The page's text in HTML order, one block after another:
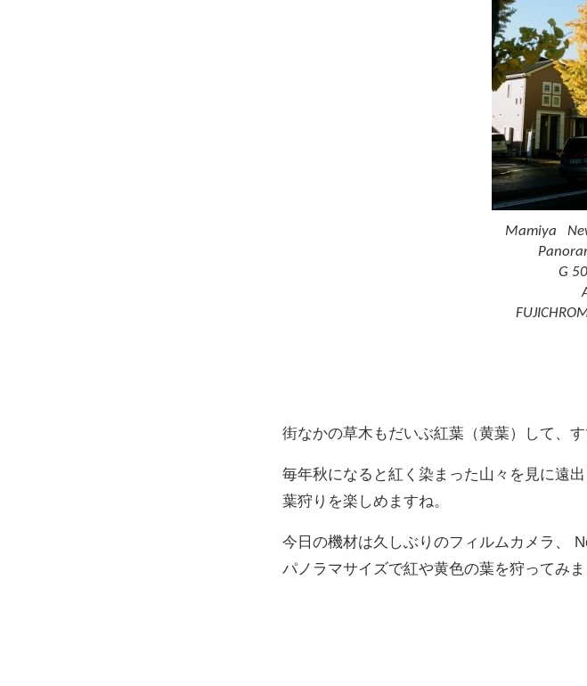
Mamiya
G
街なかの草木もだいぶ紅葉（黄葉）して、
毎年秋になると紅く染まった山々を見に遠
葉狩りを楽しめますね。
今日の機材は久しぶりのフィルムカメラ、
パノラマサイズで紅や黄色の葉を狩ってみま